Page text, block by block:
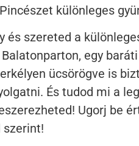
különleges
és szereted a
egy
ücsörögve is
És tudod mi a
Ugorj be
szerint!